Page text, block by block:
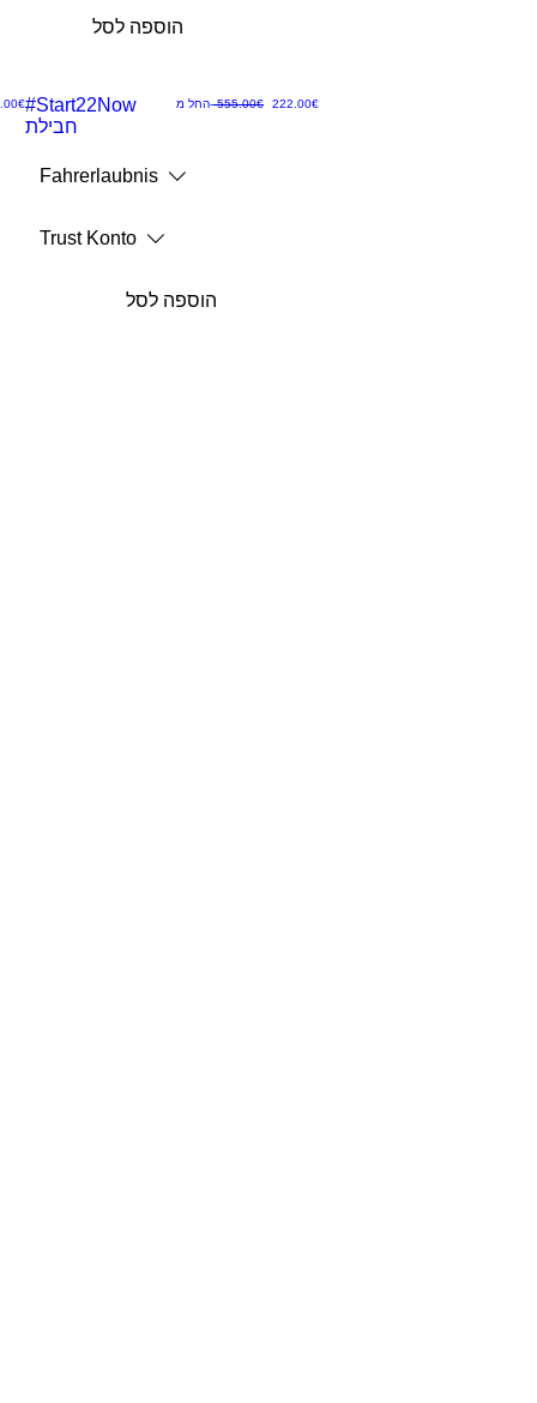
הוספה לסל
‏25.00 ‏€
תצוגה
מהירה
Limitiertes #NewDeal SPECIAL
#Start22Now
חבילת
החל מ-
מחיר רגיל ‏555.00 ‏€ ‏222.00 ‏€ מחיר מבצע
Fahrerlaubnis
Trust Konto
הוספה לסל